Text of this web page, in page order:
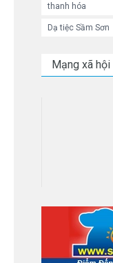
thanh hóa
Dạ tiệc Sầm Sơn
Mạng xã hội